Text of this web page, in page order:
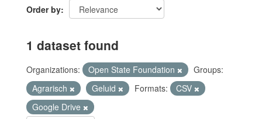
Order by
1 dataset found
Organizations: Open State Foundation
Groups:
Agrarisch
Geluid Formats:
CSV
Google Drive